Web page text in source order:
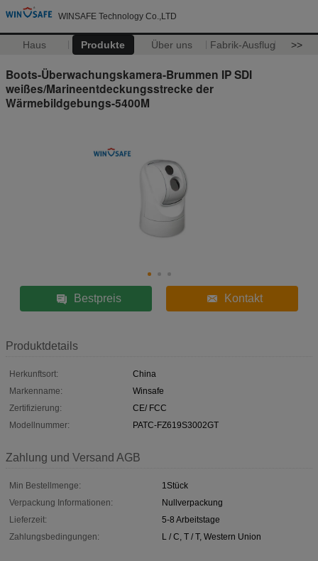
WINSAFE Technology Co.,LTD
Haus Produkte Über uns Fabrik-Ausflug >>
Boots-Überwachungskamera-Brummen IP SDI
weißes/Marineentdeckungsstrecke der
Wärmebildgebungs-5400M
Bestpreis Kontakt
Produktdetails
Herkunftsort:
China
Markenname:
Winsafe
Zertifizierung:
CE/ FCC
Modellnummer:
PATC-FZ619S3002GT
Zahlung und Versand AGB
Min Bestellmenge:
1Stück
Verpackung Informationen:
Nullverpackung
Lieferzeit:
5-8 Arbeitstage
Zahlungsbedingungen:
L / C, T / T, Western Union